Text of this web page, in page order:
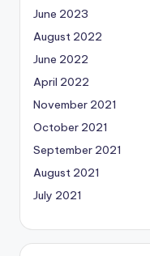
June 2023
August 2022
June 2022
April 2022
November 2021
October 2021
September 2021
August 2021
July 2021